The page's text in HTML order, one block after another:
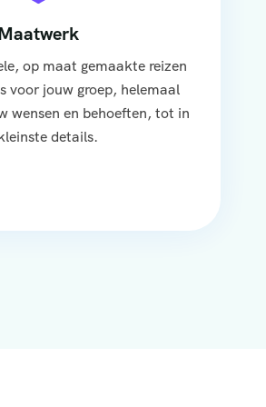
op maat gemaakte reizen
voor jouw groep, helemaal
wensen en behoeften, tot in
details.